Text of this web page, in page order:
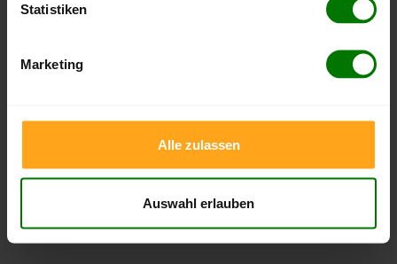
Statistiken
Marketing
Alle zulassen
Auswahl erlauben
Zeitraum
Tiefststand
06.08.2026
1 Jahr 412,00 €
06.08.2026
301,15 €